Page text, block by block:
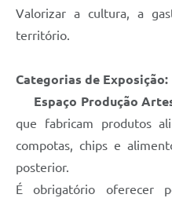
Valorizar a cultura, a
território.
Categorias de Exposição:
Espaço Produção
que fabricam produtos
compotas, chips e
posterior.
É obrigatório oferecer